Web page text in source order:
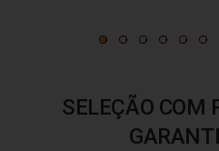
SELEÇÃO COM